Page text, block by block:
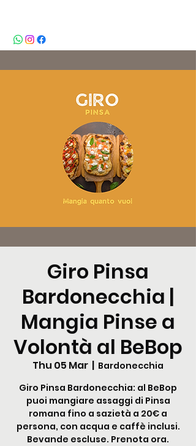
Giro Pinsa
Bardonecchia |
Mangia Pinse a
Volontà al BeBop
Thu 05 Mar
  |
Bardonecchia
Giro Pinsa Bardonecchia: al BeBop
puoi mangiare assaggi di Pinsa
romana fino a sazietà a 20€ a
persona, con acqua e caffè inclusi.
Bevande escluse. Prenota ora.